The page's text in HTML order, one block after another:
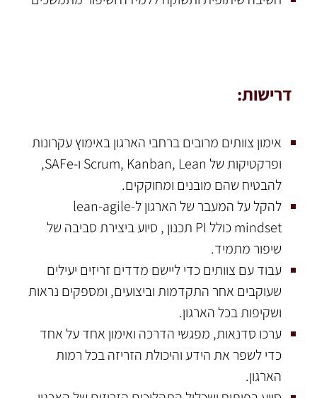
דרישות:
אימון צוותים מרובים ברחבי הארגון באימוץ עקרונות
ופרקטיקות של Scrum, Kanban, Lean ו-SAFe,
להבטיח שהם מובנים ומחוקקים.
להקל על המעבר של הארגון ל-lean-agile
mindset כולל PI תכנון , סיוע ביצירת סביבה של
שיפור מתמיד.
עבוד עם צוותים כדי ליישם מדדים זריזים יעילים
שעוקבים אחר התקדמות וביצועים, ומספקים נראות
ושקיפות בכל הארגון.
ערכו סדנאות, מפגשי הדרכה ואימון אחד על אחד
כדי לשפר את הידע והיכולת הזריזה בכל רמות
הארגון.